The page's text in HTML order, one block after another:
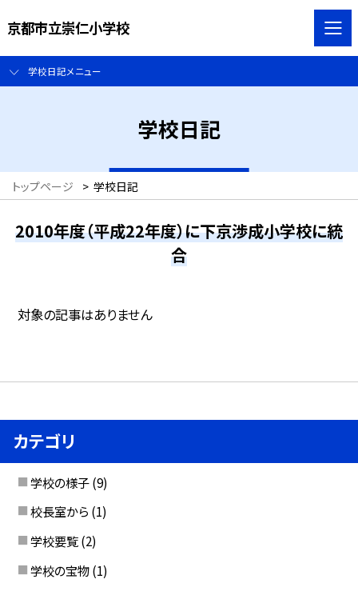
京都市立崇仁小学校
学校日記メニュー
学校日記
トップページ > 学校日記
2010年度（平成22年度）に下京渉成小学校に統
合
対象の記事はありません
カテゴリ
学校の様子 (9)
校長室から (1)
学校要覧 (2)
学校の宝物 (1)